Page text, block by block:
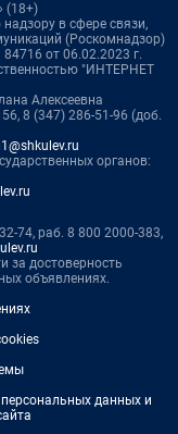
(18+)
в сфере связи,
(Роскомнадзор)
от 06.02.2023 г.
"ИНТЕРНЕТ
Алексеевна
8 (347) 286-51-96 (доб.
органов:
74, раб. 8 800 2000-383,
за достоверность
объявлениях.
данных и